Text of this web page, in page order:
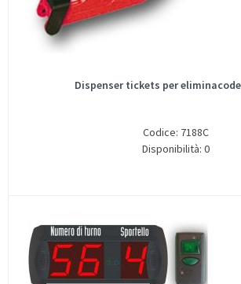
Dispenser tickets per
Codice: 7188C
Disponibilità: 0